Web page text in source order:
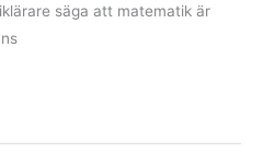
säga att matematik är